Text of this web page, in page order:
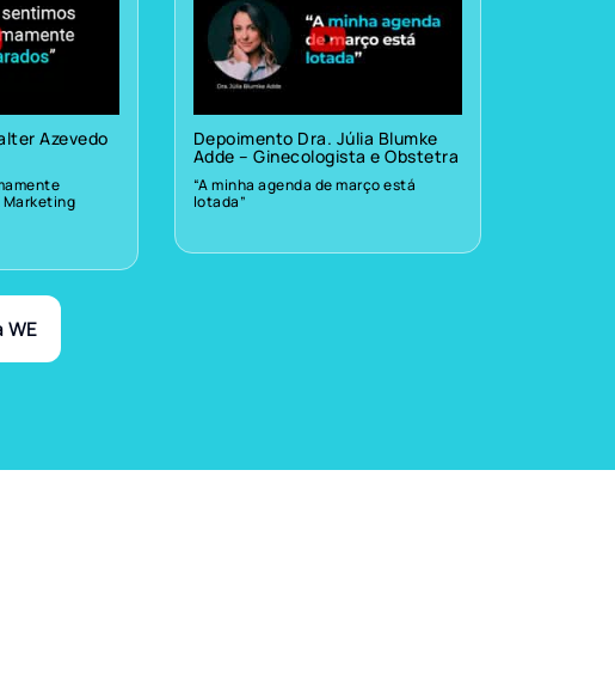
Azevedo
Marketing
Depoimento Dra. Júlia Blumke
Adde – Ginecologista e Obstetra
“A minha agenda de março está
lotada”